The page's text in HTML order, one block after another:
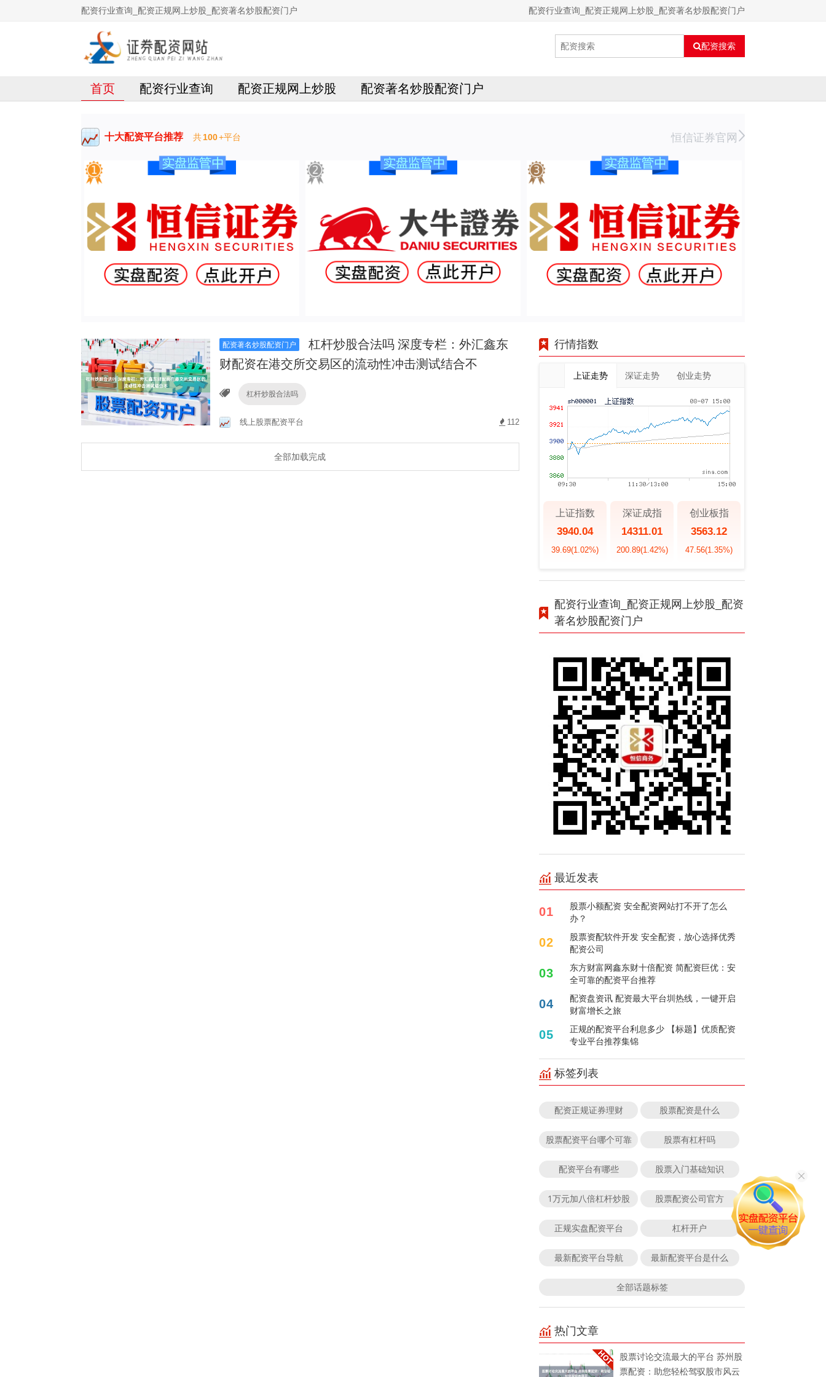
配资行业查询_配资正规网上炒股_配资著名炒股配资门户 配资行业查询_配资正规网上炒股_配资著名炒股配资门户
配资搜索
首页 配资行业查询 配资正规网上炒股 配资著名炒股配资门户
十大配资平台推荐 共100+平台 恒信证券官网
配资著名炒股配资门户
杠杆炒股合法吗 深度专栏：外汇鑫东
财配资在港交所交易区的流动性冲击测试结合不
杠杆炒股合法吗
线上股票配资平台 112
全部加载完成
行情指数
上证走势 深证走势 创业走势
上证指数
3940.04
39.69(1.02%)
深证成指
14311.01
200.89(1.42%)
创业板指
3563.12
47.56(1.35%)
配资行业查询_配资正规网上炒股_配资
著名炒股配资门户
最近发表
01
股票小额配资 安全配资网站打不开了怎么
办？
02
股票资配软件开发 安全配资，放心选择优秀
配资公司
03
东方财富网鑫东财十倍配资 简配资巨优：安
全可靠的配资平台推荐
04
配资盘资讯 配资最大平台圳热线，一键开启
财富增长之旅
05
正规的配资平台利息多少 【标题】优质配资
专业平台推荐集锦
标签列表
配资正规证券理财 股票配资是什么
股票配资平台哪个可靠 股票有杠杆吗
配资平台有哪些 股票入门基础知识
1万元加八倍杠杆炒股 股票配资公司官方
正规实盘配资平台 杠杆开户
最新配资平台导航 最新配资平台是什么
全部话题标签
热门文章
股票讨论交流最大的平台 苏州股
票配资：助您轻松驾驭股市风云